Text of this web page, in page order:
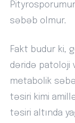
səbəb olmur.
Fakt budur ki,
dəridə patoloji
metabolik
təsiri kimi
təsiri altında